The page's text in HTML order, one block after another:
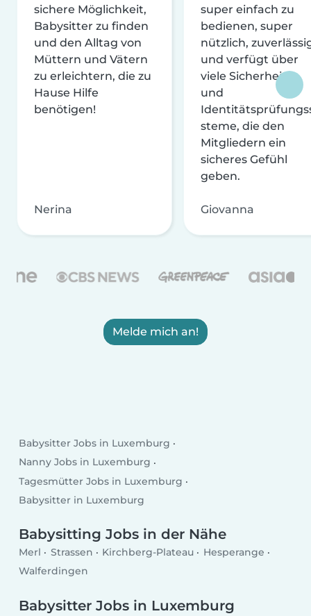
sichere Möglichkeit,
Babysitter zu finden
und den Alltag von
Müttern und Vätern
zu erleichtern, die zu
Hause Hilfe
benötigen!
Nerina
super einfach zu
bedienen, super
nützlich,
und verfügt über
viele Sicherheits-
und
steme, die den
Mitgliedern ein
sicheres Gefühl
geben.
Giovanna
Melde mich an!
Babysitter Jobs in Luxemburg
Nanny Jobs in Luxemburg
Tagesmütter Jobs in Luxemburg
Babysitter in Luxemburg
Babysitting Jobs in der Nähe
Merl Strassen Kirchberg-Plateau
Hesperange
Walferdingen
Babysitter Jobs in Luxemburg